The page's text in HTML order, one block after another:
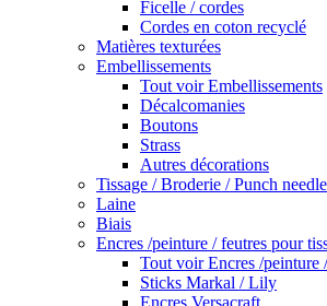
Ficelle / cordes
Cordes en coton recyclé
Matières texturées
Embellissements
Tout voir Embellissements
Décalcomanies
Boutons
Strass
Autres décorations
Tissage / Broderie / Punch needle
Laine
Biais
Encres /peinture / feutres pour
Tout voir Encres /peinture
Sticks Markal / Lily
Encres Versacraft